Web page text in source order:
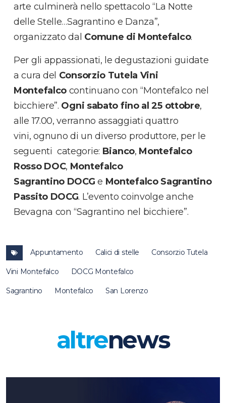
arte culminerà nello spettacolo “La Notte
delle Stelle…Sagrantino e Danza”,
organizzato dal Comune di Montefalco.
Per gli appassionati, le degustazioni guidate
a cura del Consorzio Tutela Vini
Montefalco continuano con “Montefalco nel
bicchiere”. Ogni sabato fino al 25 ottobre,
alle 17.00, verranno assaggiati quattro
vini, ognuno di un diverso produttore, per le
seguenti categorie: Bianco, Montefalco
Rosso DOC, Montefalco
Sagrantino DOCG e Montefalco Sagrantino
Passito DOCG. L’evento coinvolge anche
Bevagna con “Sagrantino nel bicchiere”.
Appuntamento Calici di stelle Consorzio Tutela
Vini Montefalco DOCG Montefalco
Sagrantino Montefalco San Lorenzo
altrenews